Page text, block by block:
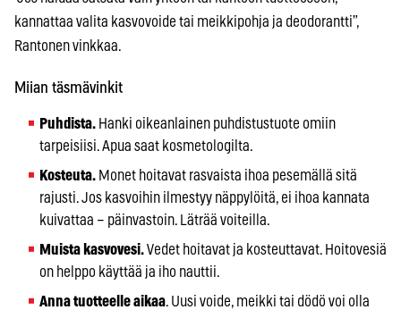
kannattaa valita kasvovoide tai meikkipohja ja deodorantti”,
Rantonen vinkkaa.
Miian täsmävinkit
Puhdista. Hanki oikeanlainen puhdistustuote omiin
tarpeisiisi. Apua saat kosmetologilta.
Kosteuta. Monet hoitavat rasvaista ihoa pesemällä sitä
rajusti. Jos kasvoihin ilmestyy näppylöitä, ei ihoa kannata
kuivattaa – päinvastoin. Läträä voiteilla.
Muista kasvovesi.Vedet hoitavat ja kosteuttavat. Hoitovesiä
on helppo käyttää ja iho nauttii.
Anna tuotteelle aikaa. Uusi voide, meikki tai dödö voi olla